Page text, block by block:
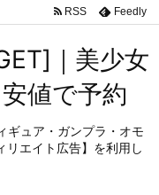
｜美少女
値で予約
ギュア・ガンプラ・オモ
リエイト広告】を利用し
RSS Feedly